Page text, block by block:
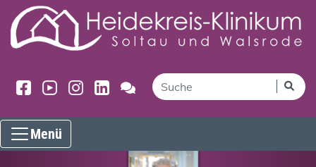
Menü